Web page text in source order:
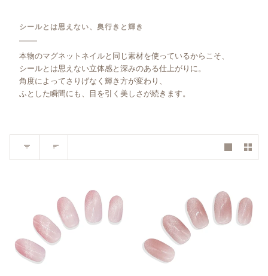
シールとは思えない、奥行きと輝き
本物のマグネットネイルと同じ素材を使っているからこそ、
シールとは思えない立体感と深みのある仕上がりに。
角度によってさりげなく輝き方が変わり、
ふとした瞬間にも、目を引く美しさが続きます。